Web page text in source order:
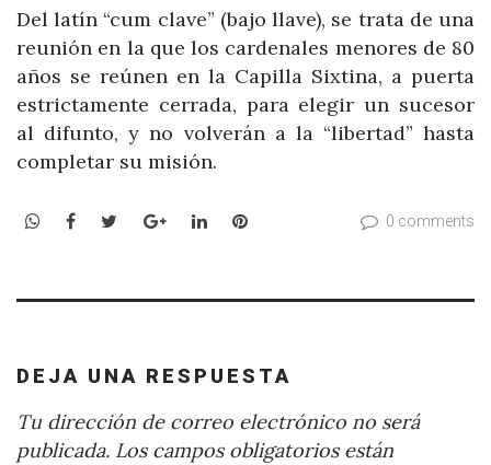
Del latín “cum clave” (bajo llave), se trata de una
reunión en la que los cardenales menores de 80
años se reúnen en la Capilla Sixtina, a puerta
estrictamente cerrada, para elegir un sucesor
al difunto, y no volverán a la “libertad” hasta
completar su misión.
WhatsApp
Facebook
TwitterGoogle+LinkedInPinterest 0 comments
DEJA UNA RESPUESTA
Tu dirección de correo electrónico no será
publicada. Los campos obligatorios están